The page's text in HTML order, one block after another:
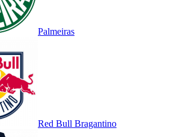
Palmeiras
Red Bull Bragantino